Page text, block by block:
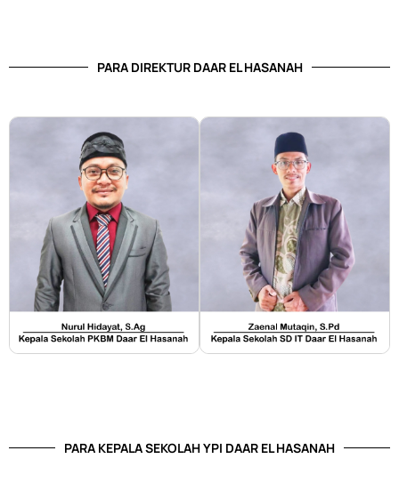
PARA DIREKTUR DAAR EL HASANAH
PARA KEPALA SEKOLAH YPI DAAR EL HASANAH